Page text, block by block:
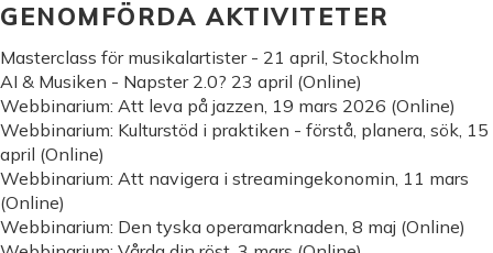
GENOMFÖRDA AKTIVITETER
Masterclass för musikalartister - 21 april, Stockholm
AI & Musiken - Napster 2.0? 23 april (Online)
Webbinarium: Att leva på jazzen, 19 mars 2026 (Online)
Webbinarium: Kulturstöd i praktiken - förstå, planera, sök, 15
april (Online)
Webbinarium: Att navigera i streamingekonomin, 11 mars
(Online)
Webbinarium: Den tyska operamarknaden, 8 maj (Online)